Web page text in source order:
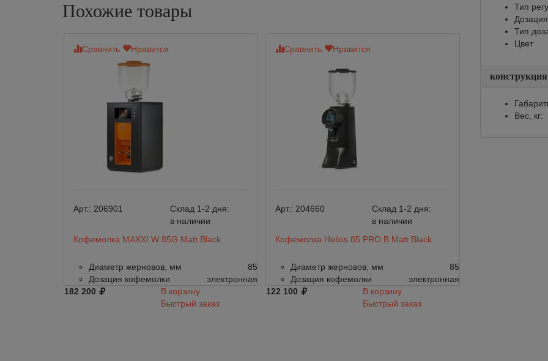
Похожие товары
Сравнить Нравится
Арт.: 206901
Склад 1-2 дня:
в наличии
Кофемолка MAXXI W 85G Matt Black
Диаметр жерновов, мм
85
Дозация кофемолки
электронная
182 200
В корзину
Быстрый заказ
Сравнить Нравится
Арт.: 204660
Склад 1-2 дня:
в наличии
Кофемолка Helios 85 PRO B Matt Black
Диаметр жерновов, мм
85
Дозация кофемолки
электронная
122 100
В корзину
Быстрый заказ
Сравнить
Тип
Тип
Цвет
конструкция
Вес, кг: